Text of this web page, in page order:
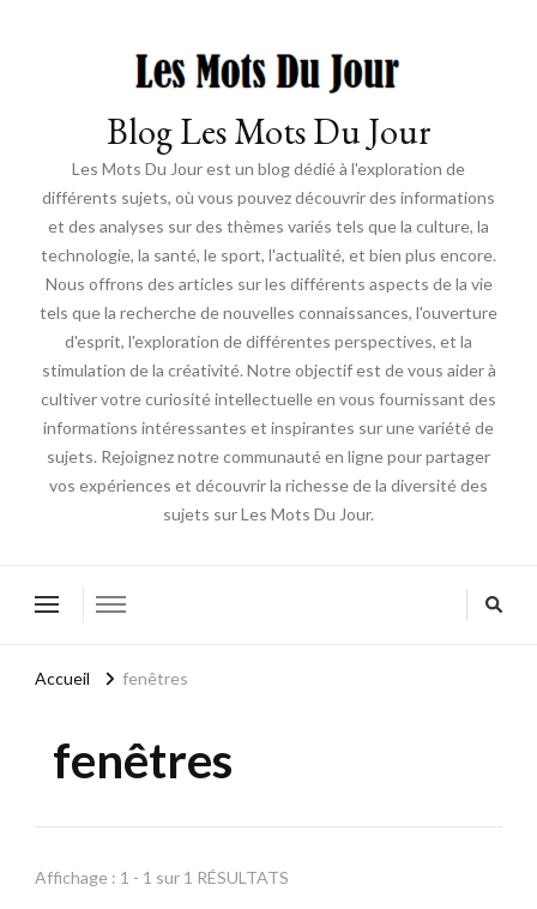
Blog Les Mots Du Jour
Les Mots Du Jour est un blog dédié à l'exploration de
différents sujets, où vous pouvez découvrir des informations
et des analyses sur des thèmes variés tels que la culture, la
technologie, la santé, le sport, l'actualité, et bien plus encore.
Nous offrons des articles sur les différents aspects de la vie
tels que la recherche de nouvelles connaissances, l'ouverture
d'esprit, l'exploration de différentes perspectives, et la
stimulation de la créativité. Notre objectif est de vous aider à
cultiver votre curiosité intellectuelle en vous fournissant des
informations intéressantes et inspirantes sur une variété de
sujets. Rejoignez notre communauté en ligne pour partager
vos expériences et découvrir la richesse de la diversité des
sujets sur Les Mots Du Jour.
Accueil fenêtres
fenêtres
Affichage : 1 - 1 sur 1 RÉSULTATS